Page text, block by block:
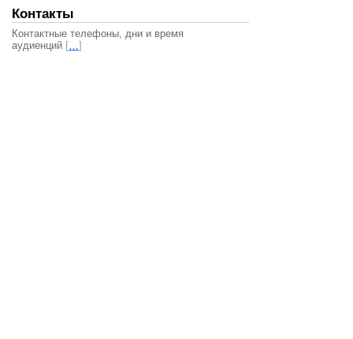
Контакты
Контактные телефоны, дни и время
аудиенций […]